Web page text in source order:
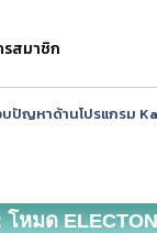
สมาชิก
ปัญหาด้านโปรแกรม
หมด